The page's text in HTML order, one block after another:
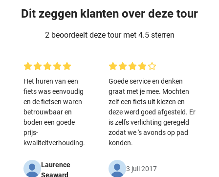
Dit zeggen klanten over deze tour
2 beoordeelt deze tour met 4.5 sterren
Het huren van een
fiets was eenvoudig
en de fietsen waren
betrouwbaar en
boden een goede
prijs-
kwaliteitverhouding.
Laurence
Seaward
Goede service en denken
graat met je mee. Mochten
zelf een fiets uit kiezen en
deze werd goed afgesteld. Er
is zelfs verlichting geregeld
zodat we 's avonds op pad
konden.
3 juli 2017